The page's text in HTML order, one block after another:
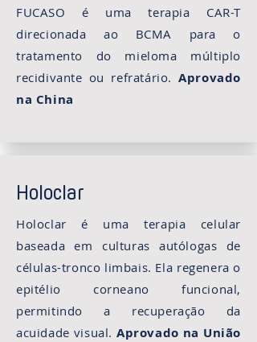
FUCASO é uma terapia CAR-T
direcionada ao BCMA para o
tratamento do mieloma múltiplo
recidivante ou refratário. Aprovado
na China
Holoclar
Holoclar é uma terapia celular
baseada em culturas autólogas de
células-tronco limbais. Ela regenera o
epitélio corneano funcional,
permitindo a recuperação da
acuidade visual. Aprovado na União